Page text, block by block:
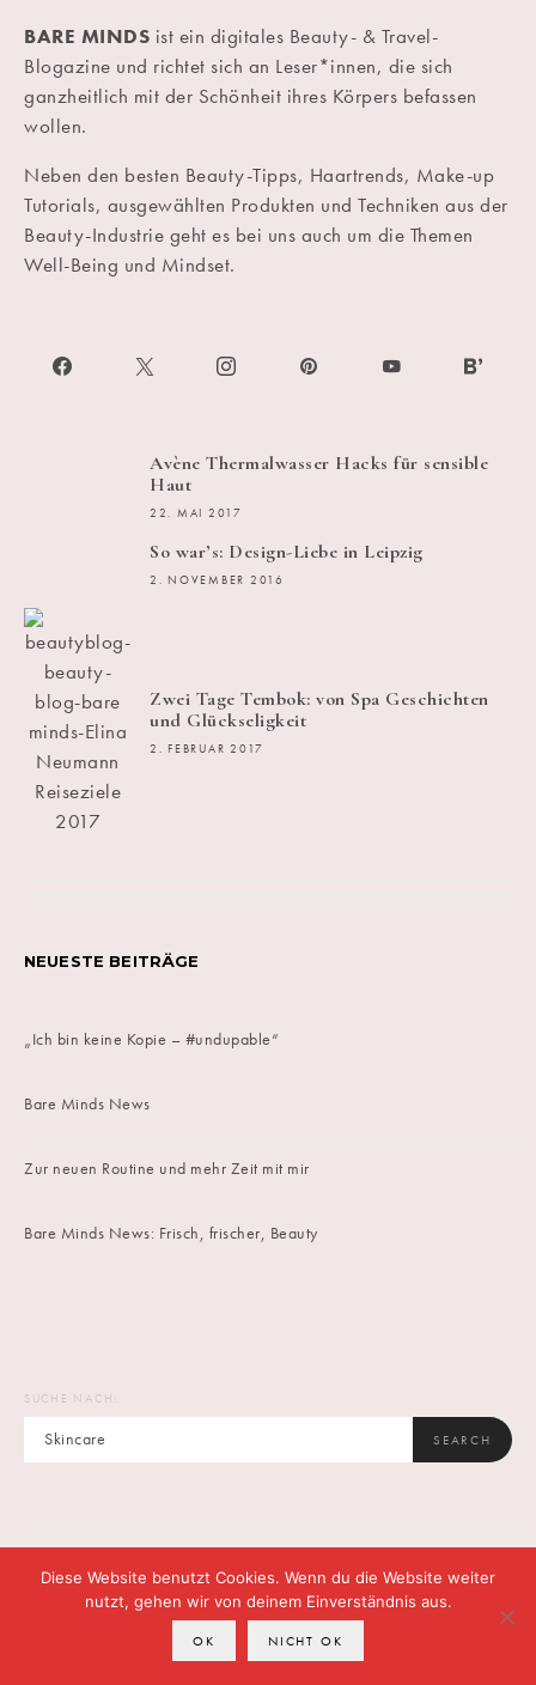
BARE MINDS ist ein digitales Beauty- & Travel-
Blogazine und richtet sich an Leser*innen, die sich
ganzheitlich mit der Schönheit ihres Körpers befassen
wollen.
Neben den besten Beauty-Tipps, Haartrends, Make-up
Tutorials, ausgewählten Produkten und Techniken aus der
Beauty-Industrie geht es bei uns auch um die Themen
Well-Being und Mindset.
Avène Thermalwasser Hacks für sensible
Haut
22. MAI 2017
So war’s: Design-Liebe in Leipzig
2. NOVEMBER 2016
Zwei Tage Tembok: von Spa Geschichten
und Glückseligkeit
2. FEBRUAR 2017
NEUESTE BEITRÄGE
„Ich bin keine Kopie – #undupable“
Bare Minds News
Zur neuen Routine und mehr Zeit mit mir
Bare Minds News: Frisch, frischer, Beauty
SUCHE NACH:
SEARCH
DATENSCHUTZ CONTACT
Diese Website benutzt Cookies. Wenn du die Website weiter
nutzt, gehen wir von deinem Einverständnis aus.
OK NICHT OK